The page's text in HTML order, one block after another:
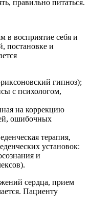
правильно питаться.
в восприятие себя и
постановке и
гипноз);
с психологом,
на коррекцию
ошибочных
терапия,
установок:
и
сердца, прием
Пациенту